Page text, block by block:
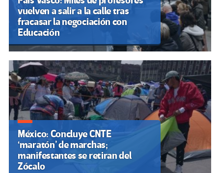
vuelven a salir a la calle tras
fracasar la negociación con
Educación
México: Concluye CNTE
‘maratón’ de marchas;
manifestantes se retiran del
Zócalo